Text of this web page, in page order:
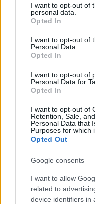
not limited to your visit
grant or deny consent
use your data for below
consent section.
I want to opt-out of
personal data.
Opted In
I want to opt-out of
Personal Data.
Opted In
I want to opt-out of
Personal Data for
Opted In
I want to opt-out of
Retention, Sale,
Personal Data that
Purposes for which
Opted Out
Google consents
I want to allow
related to
device identifiers in
Lelkileg-szellemileg-
megnyerem a csatát!
Tele fáradtsággal, s
Köszönöm az eddigi
sokat jelentett
"Egy kéz elég" című
voltam-úgy igazán.
Az Életem a Jó isten
mindent megteszek.